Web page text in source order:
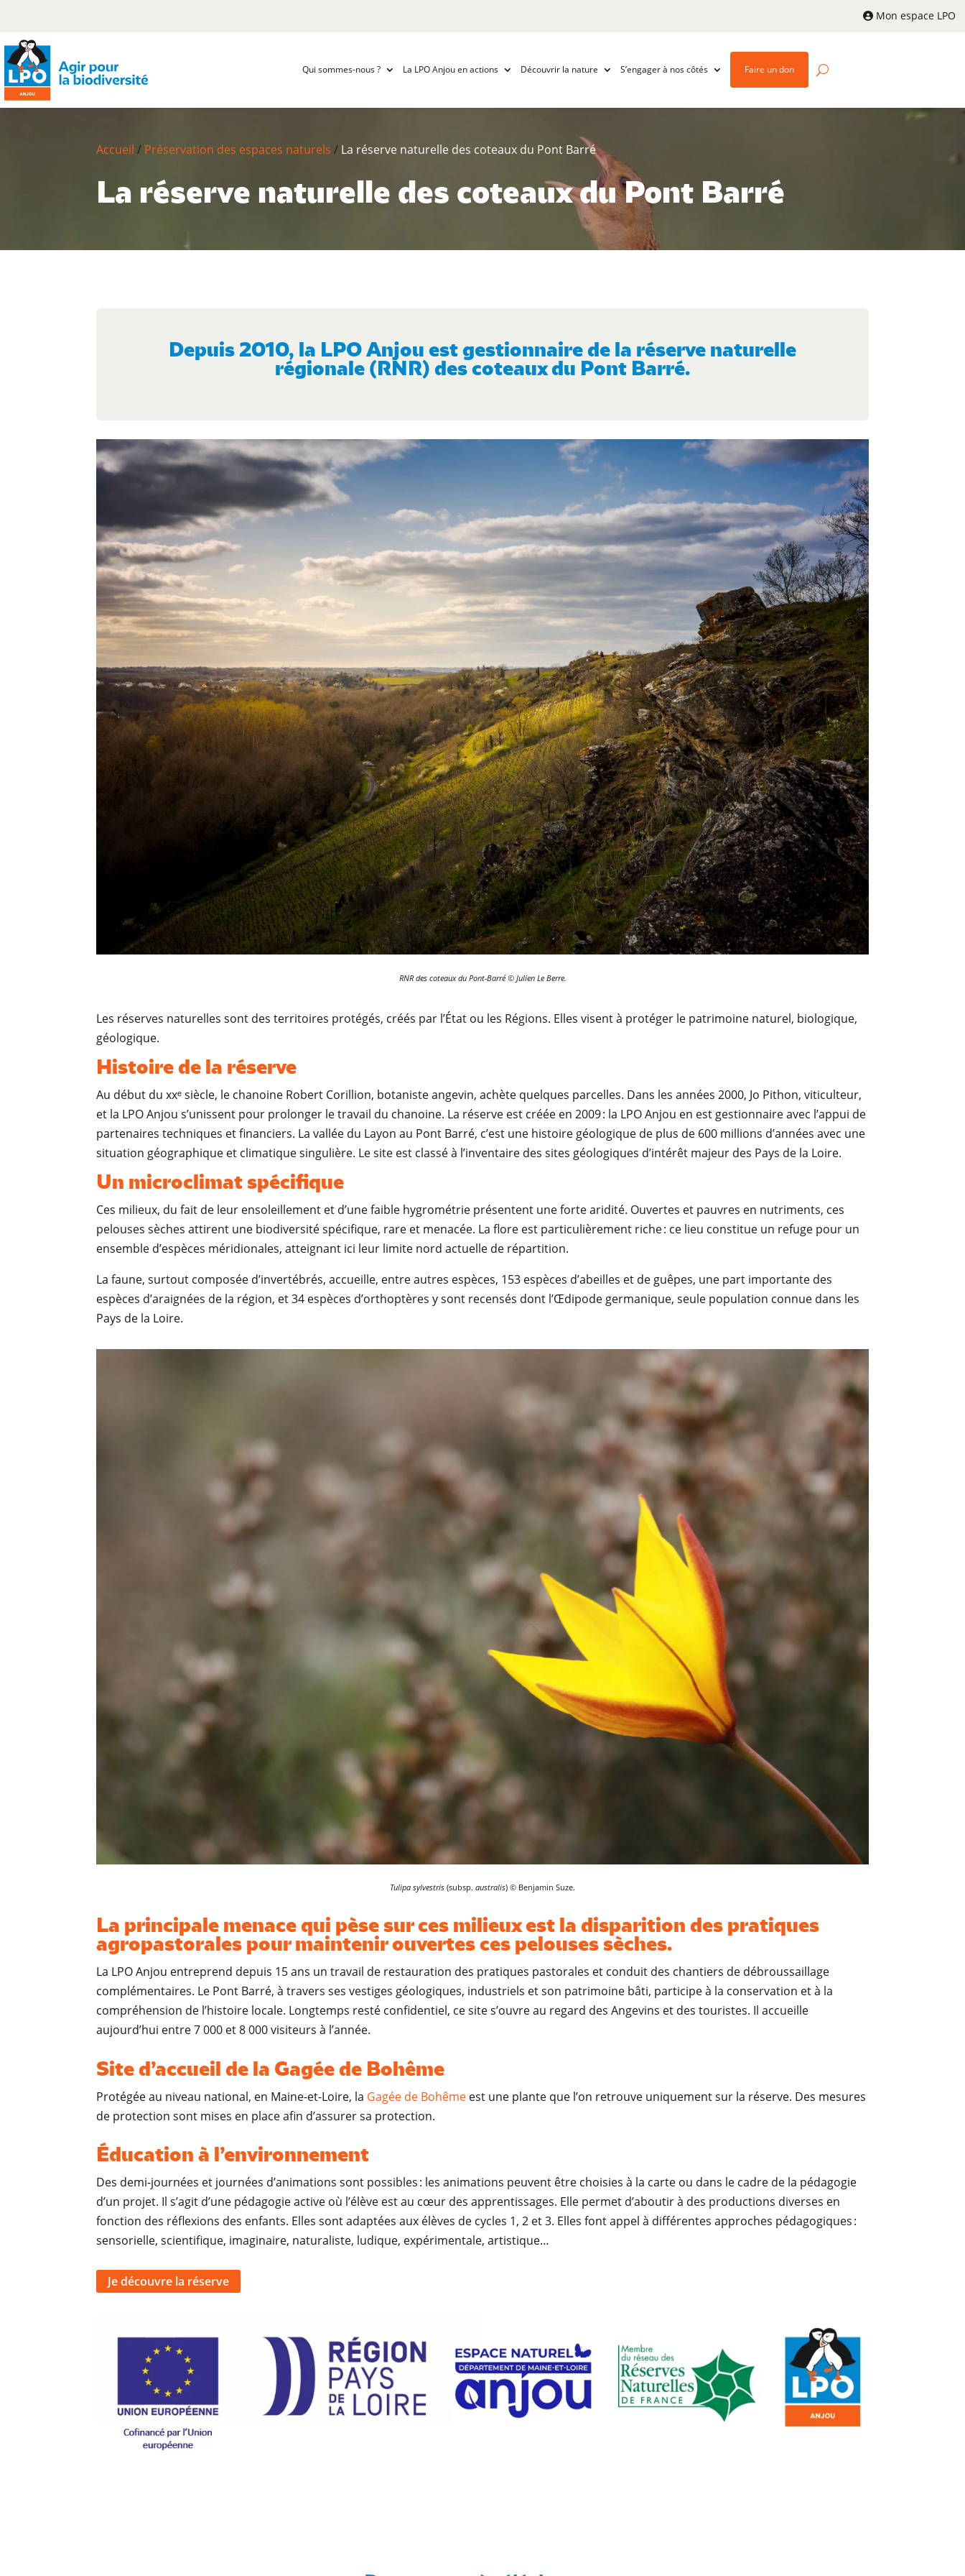
Mon espace LPO
Qui sommes-nous ? La LPO Anjou en actions Découvrir la nature S’engager à nos côtés Faire un don
Accueil / Préservation des espaces naturels / La réserve naturelle des coteaux du Pont Barré
La réserve naturelle des coteaux du Pont Barré
Depuis 2010, la LPO Anjou est gestionnaire de la réserve naturelle
régionale (RNR) des coteaux du Pont Barré.
RNR des coteaux du Pont-Barré © Julien Le Berre.
Les réserves naturelles sont des territoires protégés, créés par l’État ou les Régions. Elles visent à protéger le patrimoine naturel, biologique,
géologique.
Histoire de la réserve
Au début du xxᵉ siècle, le chanoine Robert Corillion, botaniste angevin, achète quelques parcelles. Dans les années 2000, Jo Pithon, viticulteur,
et la LPO Anjou s’unissent pour prolonger le travail du chanoine. La réserve est créée en 2009 : la LPO Anjou en est gestionnaire avec l’appui de
partenaires techniques et financiers. La vallée du Layon au Pont Barré, c’est une histoire géologique de plus de 600 millions d’années avec une
situation géographique et climatique singulière. Le site est classé à l’inventaire des sites géologiques d’intérêt majeur des Pays de la Loire.
Un microclimat spécifique
Ces milieux, du fait de leur ensoleillement et d’une faible hygrométrie présentent une forte aridité. Ouvertes et pauvres en nutriments, ces
pelouses sèches attirent une biodiversité spécifique, rare et menacée. La flore est particulièrement riche : ce lieu constitue un refuge pour un
ensemble d’espèces méridionales, atteignant ici leur limite nord actuelle de répartition.
La faune, surtout composée d’invertébrés, accueille, entre autres espèces, 153 espèces d’abeilles et de guêpes, une part importante des
espèces d’araignées de la région, et 34 espèces d’orthoptères y sont recensés dont l’Œdipode germanique, seule population connue dans les
Pays de la Loire.
Tulipa sylvestris (subsp. australis) © Benjamin Suze.
La principale menace qui pèse sur ces milieux est la disparition des pratiques
agropastorales pour maintenir ouvertes ces pelouses sèches.
La LPO Anjou entreprend depuis 15 ans un travail de restauration des pratiques pastorales et conduit des chantiers de débroussaillage
complémentaires. Le Pont Barré, à travers ses vestiges géologiques, industriels et son patrimoine bâti, participe à la conservation et à la
compréhension de l’histoire locale. Longtemps resté confidentiel, ce site s’ouvre au regard des Angevins et des touristes. Il accueille
aujourd’hui entre 7 000 et 8 000 visiteurs à l’année.
Site d’accueil de la Gagée de Bohême
Protégée au niveau national, en Maine-et-Loire, la Gagée de Bohême est une plante que l’on retrouve uniquement sur la réserve. Des mesures
de protection sont mises en place afin d’assurer sa protection.
Éducation à l’environnement
Des demi-journées et journées d’animations sont possibles : les animations peuvent être choisies à la carte ou dans le cadre de la pédagogie
d’un projet. Il s’agit d’une pédagogie active où l’élève est au cœur des apprentissages. Elle permet d’aboutir à des productions diverses en
fonction des réflexions des enfants. Elles sont adaptées aux élèves de cycles 1, 2 et 3. Elles font appel à différentes approches pédagogiques :
sensorielle, scientifique, imaginaire, naturaliste, ludique, expérimentale, artistique…
Je découvre la réserve